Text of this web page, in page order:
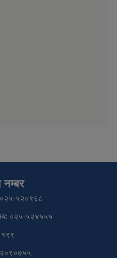
नम्बर
५२०९६८
०२५-५२४५५५